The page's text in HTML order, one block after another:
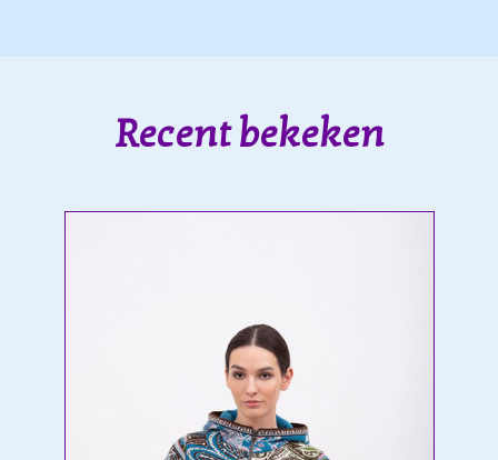
Recent bekeken